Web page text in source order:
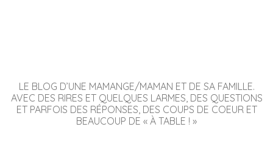
LE BLOG D’UNE MAMANGE/MAMAN ET DE SA FAMILLE.
AVEC DES RIRES ET QUELQUES LARMES, DES QUESTIONS
ET PARFOIS DES RÉPONSES, DES COUPS DE COEUR ET
BEAUCOUP DE « À TABLE ! »